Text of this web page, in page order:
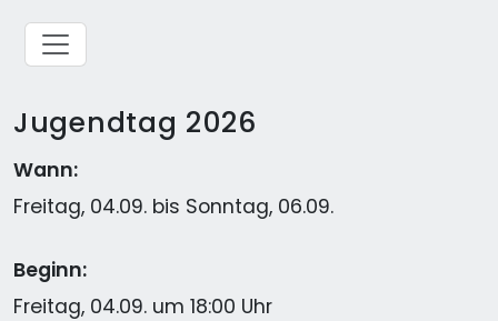
Jugendtag 2026
Wann:
Freitag, 04.09. bis Sonntag, 06.09.
Beginn:
Freitag, 04.09. um 18:00 Uhr